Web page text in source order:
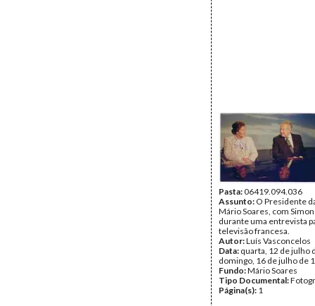
Pasta:06419.094.036
Assunto: O Presidente
Mário Soares, com
durante uma entrevista
televisão francesa.
Autor:Luís Vasconcelos
Data: quarta, 12 de julho
domingo, 16 de julho de
Fundo:Mário Soares
Tipo Documental:
Página(s): 1